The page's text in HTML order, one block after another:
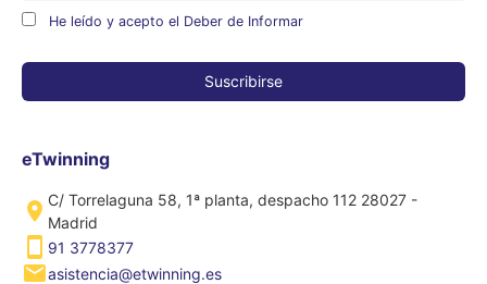
He leído y acepto el Deber de Informar
eTwinning
C/ Torrelaguna 58, 1ª planta, despacho 112 28027 -
Madrid
91 3778377
asistencia@etwinning.es